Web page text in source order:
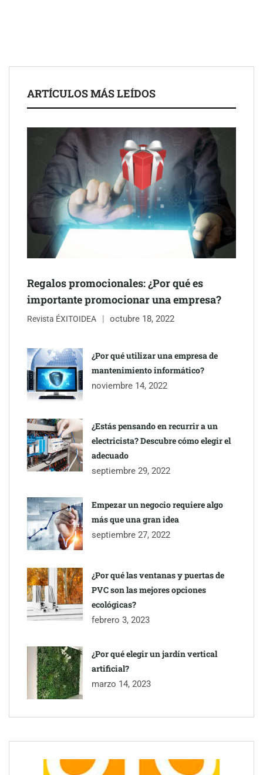
La luz roja, el nuevo aftersun, actúa en la recuperación de la piel
Eulalia Roig lanza ‘The Journal’, una revista digital mensual de
entrevistas y fotografía editorial
inmobiliarios: hasta 82% de ahorro por cobro
Gestoría Online reduce a unas horas el alta de autónomo
ARTÍCULOS MÁS LEÍDOS
Regalos promocionales: ¿Por qué es
importante promocionar una empresa?
Revista ÉXITOIDEA octubre 18, 2022
¿Por qué utilizar una empresa de
mantenimiento informático?
noviembre 14, 2022
¿Estás pensando en recurrir a un
electricista? Descubre cómo elegir el
adecuado
septiembre 29, 2022
Empezar un negocio requiere algo
más que una gran idea
septiembre 27, 2022
¿Por qué las ventanas y puertas de
PVC son las mejores opciones
ecológicas?
febrero 3, 2023
¿Por qué elegir un jardín vertical
artificial?
marzo 14, 2023